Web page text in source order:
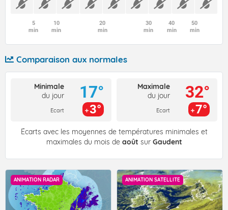
5
min
10
min
20
min
30
min
40
min
50
min
Comparaison aux normales
Minimale
du jour
Ecart
17°
3°
Maximale
du jour
Ecart
32°
7°
Écarts avec les moyennes de températures minimales et
maximales du mois de août sur Gaudent
ANIMATION RADAR ANIMATION SATELLITE